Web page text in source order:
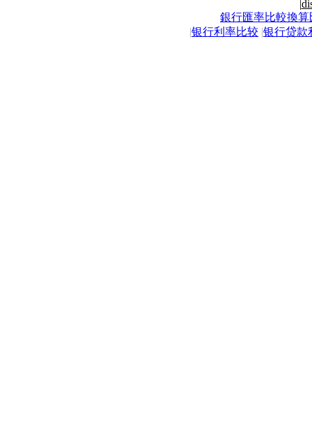
|
銀行匯率比較換算
|银行利率比较 |银行贷款